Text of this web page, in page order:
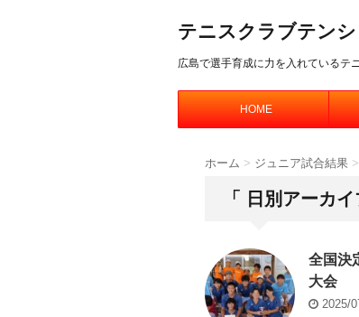
テニスクラブテン
広島で選手育成に力を入れているテ
HOME
ホーム > ジュニア試合結果 >
「 日別アーカ
全国決
大会
2025/